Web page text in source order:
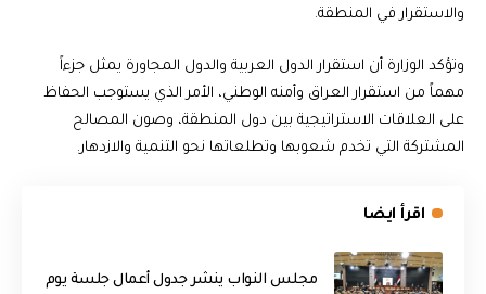
والاستقرار في المنطقة.
وتؤكد الوزارة أن استقرار الدول العربية والدول المجاورة يمثل جزءاً
مهماً من استقرار العراق وأمنه الوطني، الأمر الذي يستوجب الحفاظ
على العلاقات الاستراتيجية بين دول المنطقة، وصون المصالح
المشتركة التي تخدم شعوبها وتطلعاتها نحو التنمية والازدهار.
اقرأ ايضا
مجلس النواب ينشر جدول أعمال جلسة يوم